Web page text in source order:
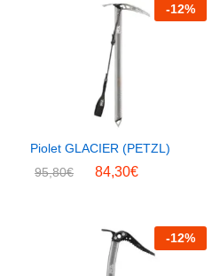
-12%
Piolet GLACIER (PETZL)
95,80€ 84,30€
-12%